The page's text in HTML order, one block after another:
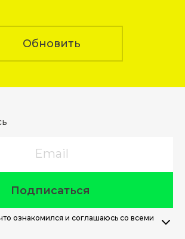
Обновить
Подписаться
ознакомился и соглашаюсь со всеми